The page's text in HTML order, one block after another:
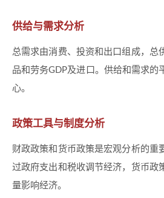
供给与需求分析
总需求由消费、投资和出口组成，总
品和劳务GDP及进口。供给和需求的
心。
政策工具与制度分析
财政政策和货币政策是宏观分析的重
过政府支出和税收调节经济，货币政
量影响经济。